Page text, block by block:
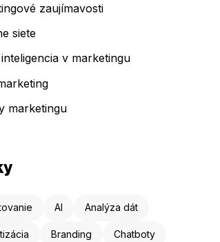
zaujímavosti
siete
v marketingu
marketingu
AI Analýza dát
Branding Chatboty